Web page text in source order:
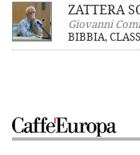
ZATTERA
Giovanni
BIBBIA,